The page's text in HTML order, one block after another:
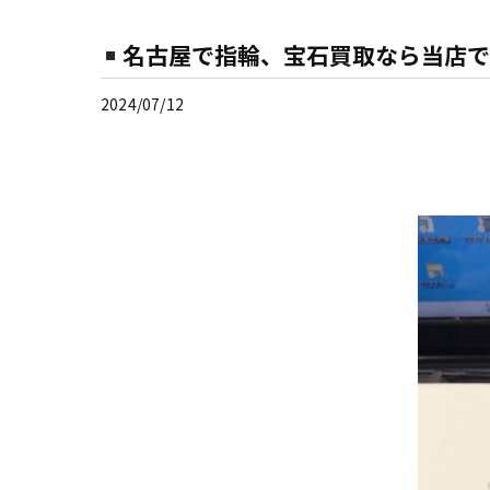
名古屋で指輪、宝石買取なら当店
2024/07/12